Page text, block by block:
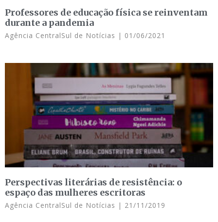
Professores de educação física se reinventam
durante a pandemia
Agência CentralSul de Notícias 01/06/2021
Perspectivas literárias de resistência: o
espaço das mulheres escritoras
Agência CentralSul de Notícias 21/11/2019